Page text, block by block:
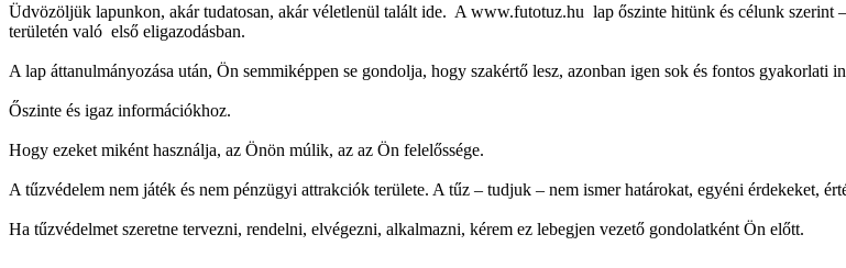
Üdvözöljük lapunkon, akár tudatosan, akár véletlenül talált ide. A www.futotuz.hu lap őszinte hitünk és célunk szerint
területén való első eligazodásban.
A lap áttanulmányozása után, Ön semmiképpen se gondolja, hogy szakértő lesz, azonban igen sok és fontos
Őszinte és igaz információkhoz.
Hogy ezeket miként használja, az Önön múlik, az az Ön felelőssége.
A tűzvédelem nem játék és nem pénzügyi attrakciók területe. A tűz – tudjuk – nem ismer határokat, egyéni érdekeket,
Ha tűzvédelmet szeretne tervezni, rendelni, elvégezni, alkalmazni, kérem ez lebegjen vezető gondolatként Ön előtt.